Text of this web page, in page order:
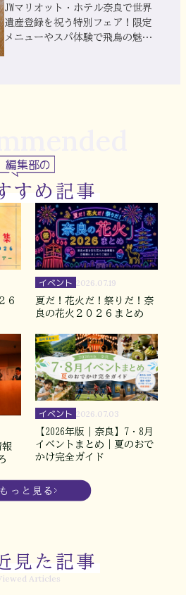
JWマリオット・ホテル奈良で世界
遺産登録を祝う特別フェア！限定
メニューやスパ体験で飛鳥の魅力
編集部の
すめ記事
６
イベント 2026.07.19
夏だ！花火だ！祭りだ！奈
良の花火２０２６まとめ
報
イベント 2026.07.03
【2026年版｜奈良】7・8月
イベントまとめ｜夏のおで
かけ完全ガイド
もっと見る
見た記事
Articles